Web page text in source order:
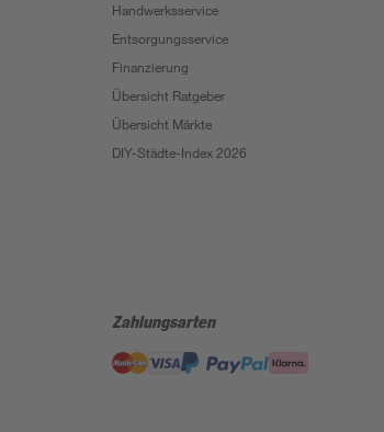
Handwerksservice
Entsorgungsservice
Finanzierung
Übersicht Ratgeber
Übersicht Märkte
DIY-Städte-Index 2026
Zahlungsarten